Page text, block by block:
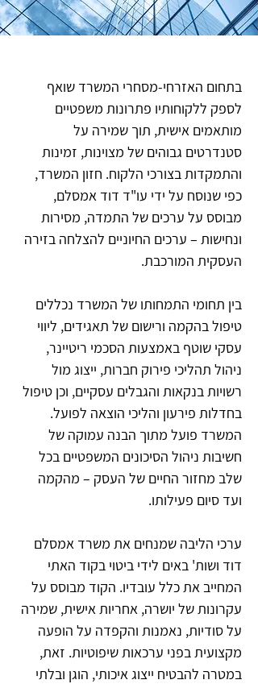
בתחום האזרחי-מסחרי המשרד שואף
לספק ללקוחותיו פתרונות משפטיים
מותאמים אישית, תוך שמירה על
סטנדרטים גבוהים של מצוינות, זמינות
והתמקדות בצורכי הלקוח. חזון המשרד,
כפי שנוסח על ידי עו"ד דוד אמסלם,
מבוסס על ערכים של התמדה, מסירות
ונחישות – ערכים החיוניים להצלחה בזירה
העסקית המורכבת.
בין תחומי התמחותו של המשרד נכללים
טיפול בהקמה ורישום של תאגידים, ליווי
עסקי שוטף באמצעות הסכמי ריטיינר,
ניהול תהליכי פירוק חברות, ייצוג מול
רשויות בנקאות והגבלים עסקיים, וכן טיפול
בחדלות פירעון והליכי הוצאה לפועל.
המשרד פועל מתוך הבנה עמוקה של
חשיבות ניהול הסיכונים המשפטיים בכל
שלב מחזור החיים של העסק – מהקמה
ועד סיום פעילותו.
ערכי הליבה שמנחים את משרד אמסלם
דוד ושות' באים לידי ביטוי בקוד האתי
המחייב את כלל עובדיו. הקוד מבוסס על
עקרונות של יושרה, אחריות אישית, שמירה
על סודיות, נאמנות והקפדה על הופעה
מקצועית בפני ערכאות שיפוטיות. זאת,
במטרה להבטיח ייצוג איכותי, הוגן ובלתי